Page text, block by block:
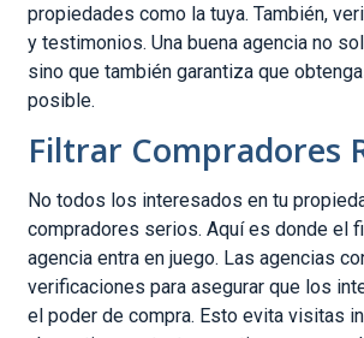
propiedades como la tuya. También,
y testimonios. Una buena agencia no
sino que también garantiza que
posible.
Filtrar Compradores
No todos los interesados en tu
compradores serios. Aquí es donde el
agencia entra en juego. Las agencias
verificaciones para asegurar que los
el poder de compra. Esto evita visitas